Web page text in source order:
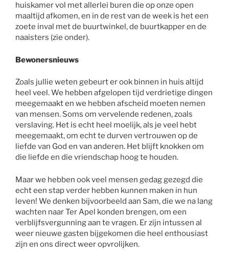
huiskamer vol met allerlei buren die op onze open
maaltijd afkomen, en in de rest van de week is het een
zoete inval met de buurtwinkel, de buurtkapper en de
naaisters (zie onder).
Bewonersnieuws
Zoals jullie weten gebeurt er ook binnen in huis altijd
heel veel. We hebben afgelopen tijd verdrietige dingen
meegemaakt en we hebben afscheid moeten nemen
van mensen. Soms om vervelende redenen, zoals
verslaving. Het is echt heel moelijk, als je veel hebt
meegemaakt, om echt te durven vertrouwen op de
liefde van God en van anderen. Het blijft knokken om
die liefde en die vriendschap hoog te houden.
Maar we hebben ook veel mensen gedag gezegd die
echt een stap verder hebben kunnen maken in hun
leven! We denken bijvoorbeeld aan Sam, die we na lang
wachten naar Ter Apel konden brengen, om een
verblijfsvergunning aan te vragen. Er zijn intussen al
weer nieuwe gasten bijgekomen die heel enthousiast
zijn en ons direct weer opvrolijken.